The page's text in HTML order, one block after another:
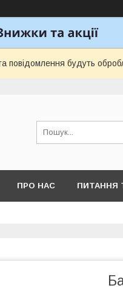
повідомлення будуть
ПРО НАС ПИТАННЯ